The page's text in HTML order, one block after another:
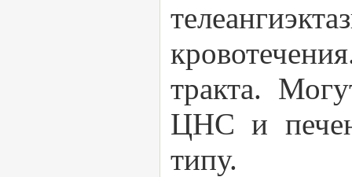
тракта.
ЦНС и
типу.